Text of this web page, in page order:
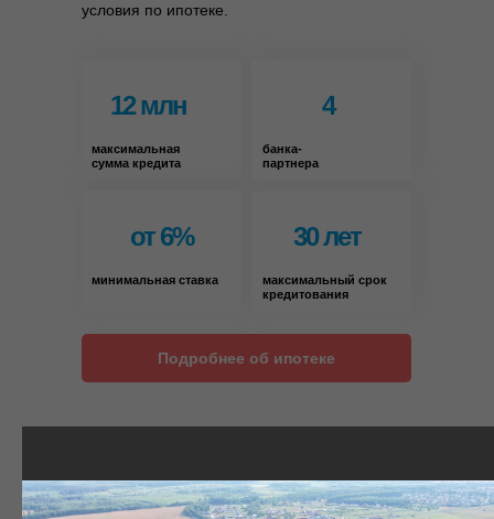
условия по ипотеке.
Подробнее об ипотеке
12 млн 4
от 6% 30 лет
максимальная
сумма кредита
банка-
партнера
минимальная ставка
максимальный срок
кредитования
Купили участок?
Пора строить дом!